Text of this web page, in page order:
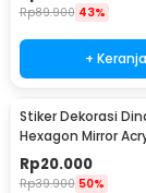
Rp89.900 43%
+
Stiker Dekorasi
Hexagon Mirror
Rp20.000
Rp39.900 50%